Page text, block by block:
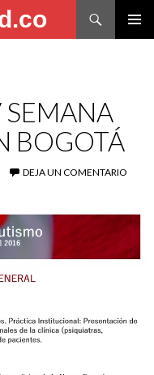
BOGOTÁ
DEJA UN COMENTARIO